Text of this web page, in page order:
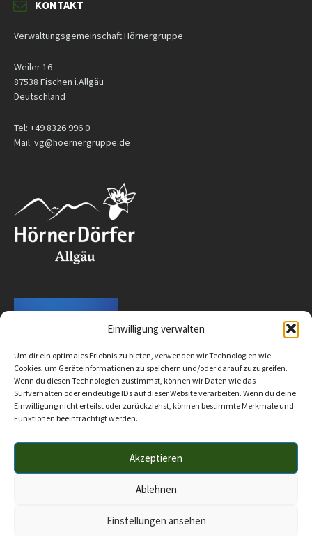
Einwilligung verwalten
Um dir ein optimales Erlebnis zu bieten, verwenden wir Technologien wie
Cookies, um Geräteinformationen zu speichern und/oder darauf zuzugreifen.
Wenn du diesen Technologien zustimmst, können wir Daten wie das
Surfverhalten oder eindeutige IDs auf dieser Website verarbeiten. Wenn du deine
Einwilligung nicht erteilst oder zurückziehst, können bestimmte Merkmale und
Funktionen beeinträchtigt werden.
Akzeptieren
Ablehnen
Einstellungen ansehen
KONTAKT
Verwaltungsgemeinschaft Hörnergruppe
Weiler 16
87538 Fischen i.Allgäu
Deutschland
Tel: +49 8326 996 0
Mail: vg@hoernergruppe.de
Datenschutz